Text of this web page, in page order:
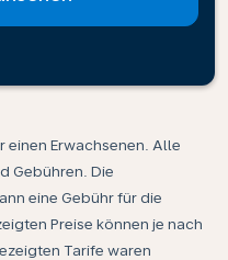
einen Erwachsenen. Alle
Gebühren. Die
eine Gebühr für die
Preise können je nach
Tarife waren